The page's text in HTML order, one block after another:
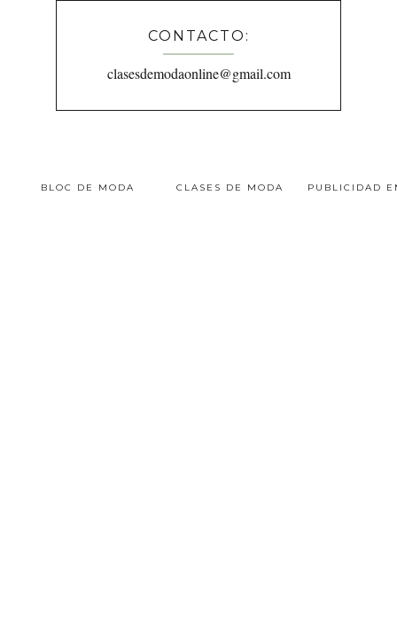
CONTACTO:
clasesdemodaonline@gmail.com
BLOC DE MODA CLASES DE MODA PUBLICIDAD